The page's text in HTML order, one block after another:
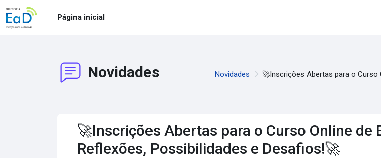
Ir para o conteúdo principal
Página inicial
Novidades Novidades 🚀Inscrições Abertas para o Curso
🚀Inscrições Abertas para o Curso Online de
Reflexões, Possibilidades e Desafios!🚀